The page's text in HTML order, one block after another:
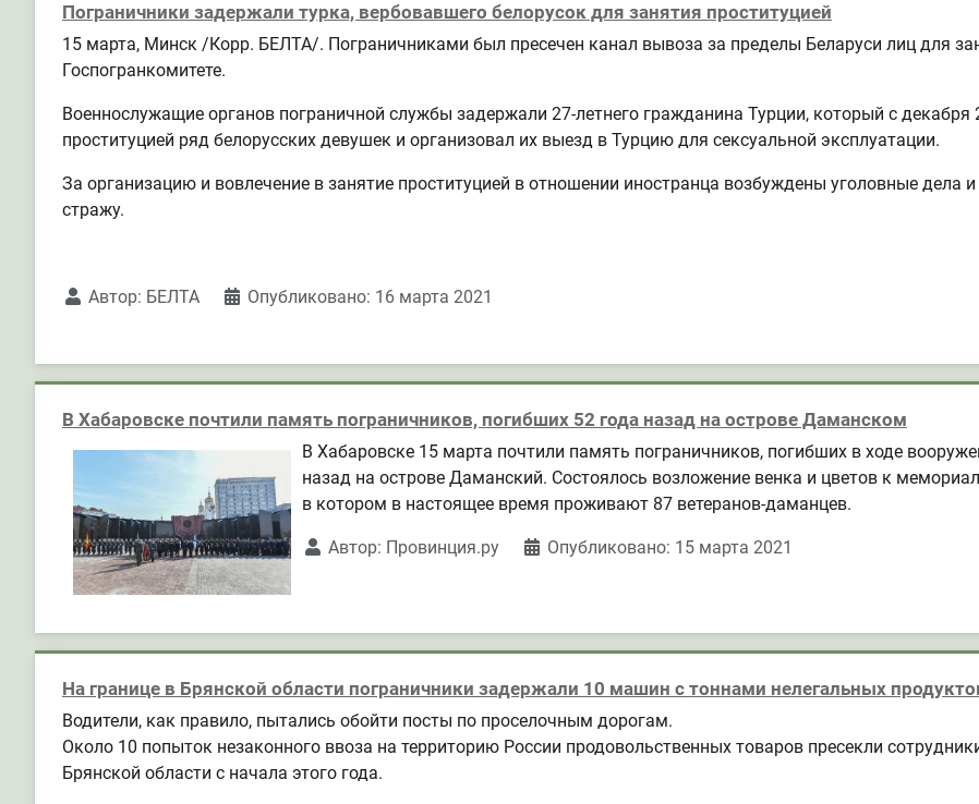
Пограничники задержали турка, вербовавшего белорусок для занятия проституцией
15 марта, Минск /Корр. БЕЛТА/. Пограничниками был пресечен канал вывоза за пределы Беларуси лиц для
Госпогранкомитете.
Военнослужащие органов пограничной службы задержали 27-летнего гражданина Турции, который с декабря
проституцией ряд белорусских девушек и организовал их выезд в Турцию для сексуальной эксплуатации.
За организацию и вовлечение в занятие проституцией в отношении иностранца возбуждены уголовные дела
стражу.
Автор: БЕЛТА Опубликовано: 16 марта 2021
В Хабаровске почтили память пограничников, погибших 52 года назад на острове Даманском
В Хабаровске 15 марта почтили память пограничников, погибших в ходе
назад на острове Даманский. Состоялось возложение венка и цветов к
в котором в настоящее время проживают 87 ветеранов-даманцев.
Автор: Провинция.ру Опубликовано: 15 марта 2021
На границе в Брянской области пограничники задержали 10 машин с тоннами нелегальных
Водители, как правило, пытались обойти посты по проселочным дорогам.
Около 10 попыток незаконного ввоза на территорию России продовольственных товаров пресекли
Брянской области с начала этого года.